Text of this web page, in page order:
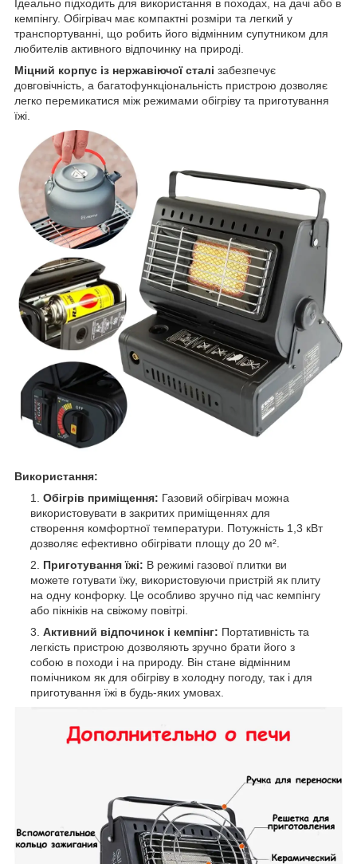
Ідеально підходить для використання в походах, на дачі або в
кемпінгу. Обігрівач має компактні розміри та легкий у
транспортуванні, що робить його відмінним супутником для
любителів активного відпочинку на природі.
Міцний корпус із нержавіючої сталі забезпечує
довговічність, а багатофункціональність пристрою дозволяє
легко перемикатися між режимами обігріву та приготування
їжі.
Використання:
Обігрів приміщення: Газовий обігрівач можна
використовувати в закритих приміщеннях для
створення комфортної температури. Потужність 1,3 кВт
дозволяє ефективно обігрівати площу до 20 м².
Приготування їжі: В режимі газової плитки ви
можете готувати їжу, використовуючи пристрій як плиту
на одну конфорку. Це особливо зручно під час кемпінгу
або пікніків на свіжому повітрі.
Активний відпочинок і кемпінг: Портативність та
легкість пристрою дозволяють зручно брати його з
собою в походи і на природу. Він стане відмінним
помічником як для обігріву в холодну погоду, так і для
приготування їжі в будь-яких умовах.